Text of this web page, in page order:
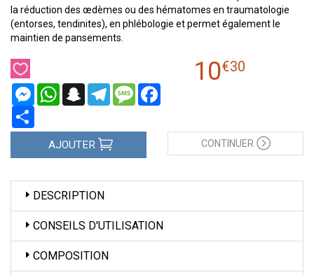
la réduction des œdèmes ou des hématomes en traumatologie
(entorses, tendinites), en phlébologie et permet également le
maintien de pansements.
MessengerWhatsAppSnapchatTelegramMessage
10€30
AJOUTER CONTINUER
DESCRIPTION
CONSEILS D'UTILISATION
COMPOSITION